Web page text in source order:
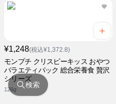
¥1,248(税込¥1,372.8)
モンプチ クリスピーキッス おやつ
バラエティパック 総合栄養食 贅沢
シリーズ
126g
検索